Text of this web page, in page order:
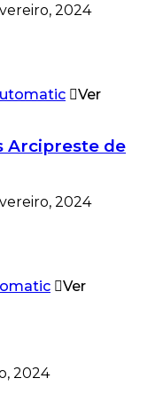
2024
Ver
Arcipreste de
2024
Ver
2024